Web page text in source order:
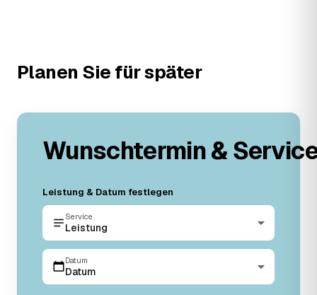
Planen Sie für später
Wunschtermin &
Leistung & Datum festlegen
Service
Leistung
Datum
Datum